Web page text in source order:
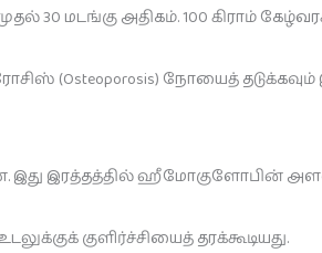
30 மடங்கு அதிகம். 100 கிராம்
(Osteoporosis) நோயைத் தடுக்கவும்
இது இரத்தத்தில் ஹீமோகுளோபின்
குளிர்ச்சியைத் தரக்கூடியது.